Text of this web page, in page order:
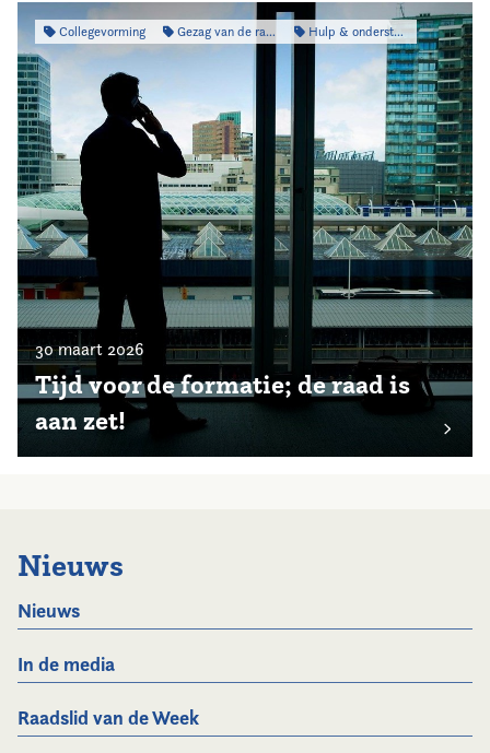
Collegevorming Gezag van de raad Hulp & ondersteuning
30 maart 2026
Tijd voor de formatie; de raad is
aan zet!
Nieuws
Nieuws
In de media
Raadslid van de Week